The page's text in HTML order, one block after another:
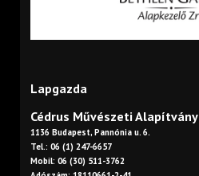
Lapgazda
Cédrus Művészeti Alapítvány
1136 Budapest, Pannónia u. 6.
Tel.: 06 (1) 247-6657
Mobil: 06 (30) 511-3762